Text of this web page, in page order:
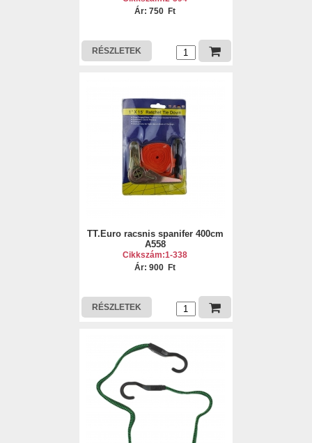
Ár: 750 Ft
RÉSZLETEK
TT.Euro racsnis spanifer 400cm
A558
Cikkszám:1-338
Ár: 900 Ft
RÉSZLETEK